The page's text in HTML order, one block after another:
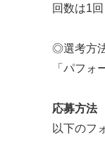
回数は1
◎​選考方
「パフォ
​応募方法
以下のフ